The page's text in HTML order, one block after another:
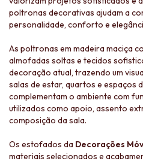
poltronas decorativas ajudam a
personalidade, conforto e
As poltronas em madeira maciça
almofadas soltas e tecidos
decoração atual, trazendo um
salas de estar, quartos e espaços
complementam o ambiente com
utilizados como apoio, assento
composição da sala.
Os estofados da Decorações
materiais selecionados e